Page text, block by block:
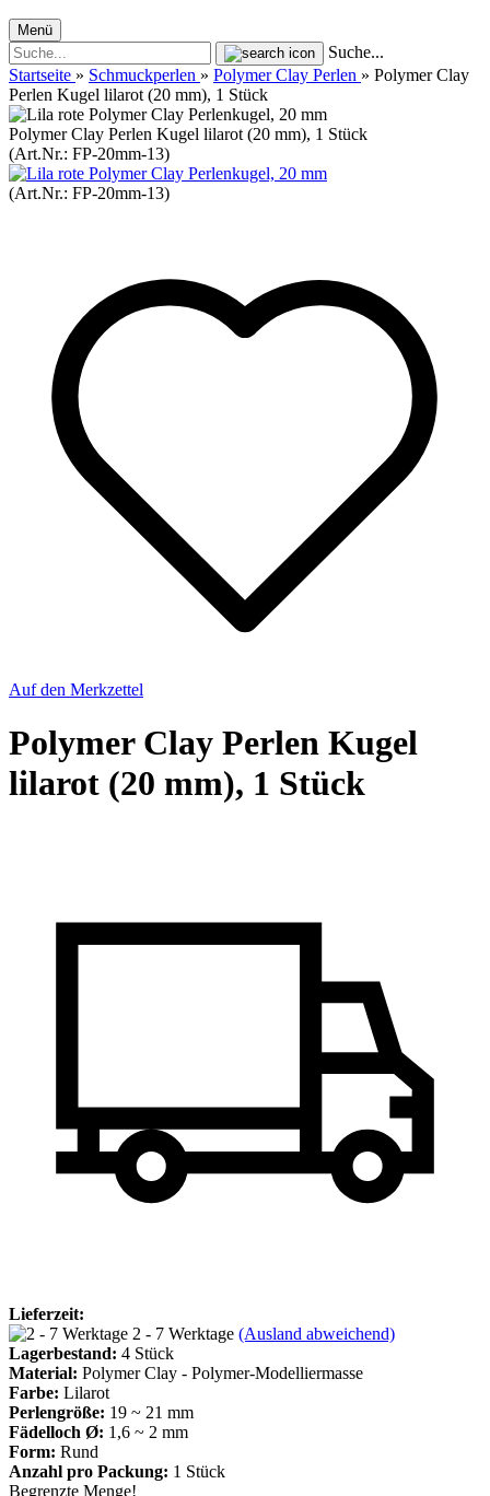
Menü
Suche...
Startseite » Schmuckperlen » Polymer Clay Perlen » Polymer Clay
Perlen Kugel lilarot (20 mm), 1 Stück
Polymer Clay Perlen Kugel lilarot (20 mm), 1 Stück
(Art.Nr.: FP-20mm-13)
(Art.Nr.: FP-20mm-13)
Auf den Merkzettel
Polymer Clay Perlen Kugel
lilarot (20 mm), 1 Stück
Lieferzeit:
2 - 7 Werktage (Ausland abweichend)
Lagerbestand: 4 Stück
Material: Polymer Clay - Polymer-Modelliermasse
Farbe: Lilarot
Perlengröße: 19 ~ 21 mm
Fädelloch Ø: 1,6 ~ 2 mm
Form: Rund
Anzahl pro Packung: 1 Stück
Begrenzte Menge!